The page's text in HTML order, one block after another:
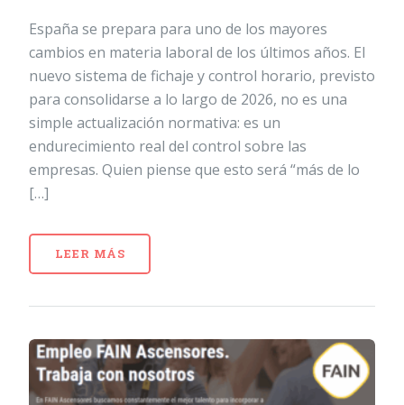
España se prepara para uno de los mayores
cambios en materia laboral de los últimos años. El
nuevo sistema de fichaje y control horario, previsto
para consolidarse a lo largo de 2026, no es una
simple actualización normativa: es un
endurecimiento real del control sobre las
empresas. Quien piense que esto será “más de lo
[…]
LEER MÁS